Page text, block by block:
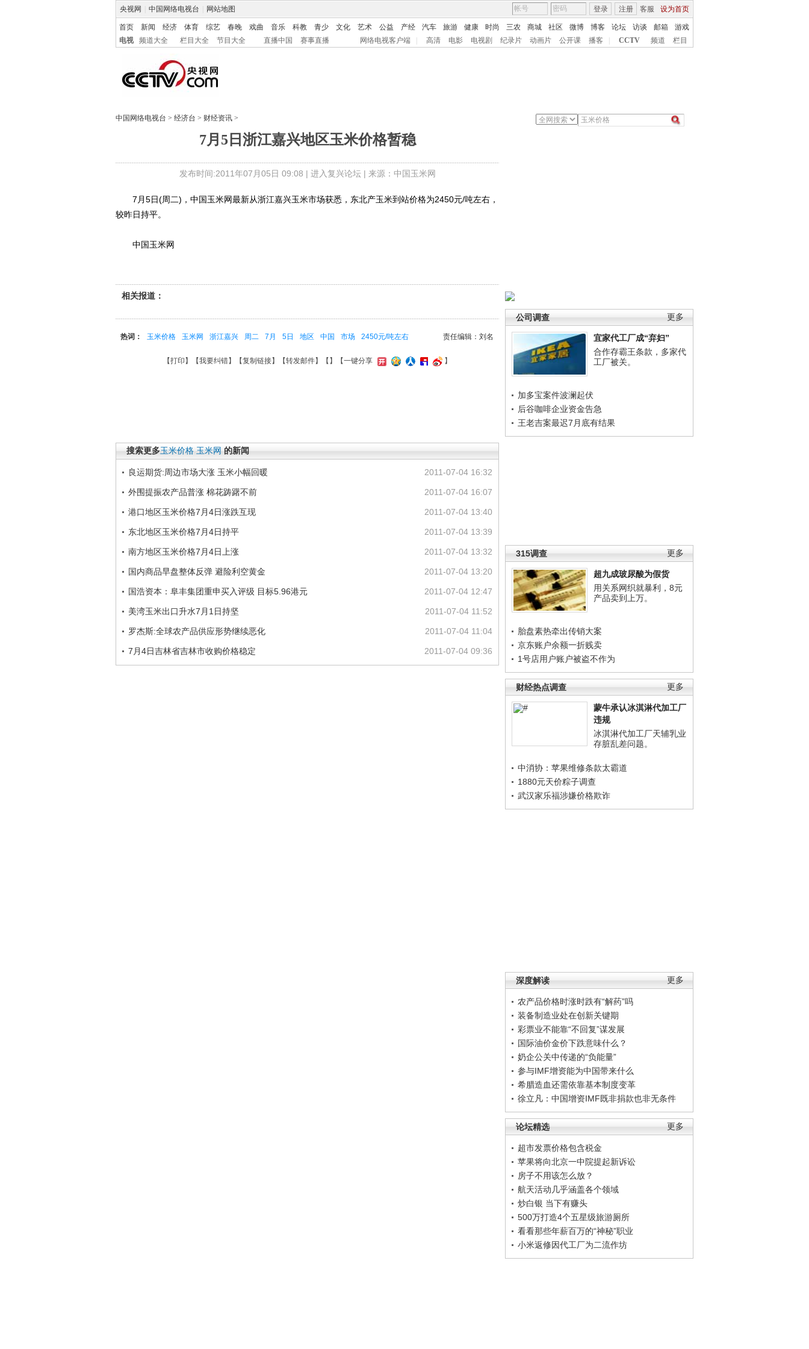
央视网 中国网络电视台 网站地图 客服 设为首页
登录 注册
首页 新闻 经济 体育 综艺 春晚 戏曲 音乐 科教 青少 文化 艺术 公益 产经 汽车 旅游 健康 时尚 三农 商城 社区 微博 博客 论坛 访谈 邮箱
游戏
电视
频道大全 栏目大全 节目大全 直播中国 赛事直播 网络电视客户端 高清 电影 电视剧 纪录片 动画片 公开课 播客 CCTV 频道 栏目
中国网络电视台 > 经济台 > 财经资讯 >
7月5日浙江嘉兴地区玉米价格暂稳
发布时间:2011年07月05日 09:08 | 进入复兴论坛| 来源：中国玉米网
更多
公司调查
宜家代工厂成“弃妇”
合作存霸王条款，多家代
工厂被关。
加多宝案件波澜起伏
后谷咖啡企业资金告急
王老吉案最迟7月底有结果
更多
315调查
超九成玻尿酸为假货
用关系网织就暴利，8元
产品卖到上万。
胎盘素热牵出传销大案
京东账户余额一折贱卖
1号店用户账户被盗不作为
更多
财经热点调查
蒙牛承认冰淇淋代加工厂
违规
冰淇淋代加工厂天辅乳业
存脏乱差问题。
中消协：苹果维修条款太霸道
1880元天价粽子调查
武汉家乐福涉嫌价格欺诈
更多
深度解读
农产品价格时涨时跌有“解药”吗
装备制造业处在创新关键期
彩票业不能靠“不回复”谋发展
国际油价金价下跌意味什么？
奶企公关中传递的“负能量”
参与IMF增资能为中国带来什么
希腊造血还需依靠基本制度变革
徐立凡：中国增资IMF既非捐款也非无条件
更多
论坛精选
超市发票价格包含税金
苹果将向北京一中院提起新诉讼
房子不用该怎么放？
航天活动几乎涵盖各个领域
炒白银 当下有赚头
500万打造4个五星级旅游厕所
看看那些年薪百万的“神秘”职业
小米返修因代工厂为二流作坊
7月5日(周二)，中国玉米网最新从浙江嘉兴玉米市场获悉，东北产玉米到站价格为2450元/吨左右，
较昨日持平。
中国玉米网
相关报道：
责任编辑：刘名
热词： 玉米价格 玉米网 浙江嘉兴 周二 7月 5日 地区 中国 市场 2450元/吨左右
【打印 】【我要纠错】【复制链接】【转发邮件】【 】 【一键分享 】
搜索更多玉米价格 玉米网 的新闻
2011-07-04 16:32
良运期货:周边市场大涨 玉米小幅回暖
2011-07-04 16:07
外围提振农产品普涨 棉花踌躇不前
2011-07-04 13:40
港口地区玉米价格7月4日涨跌互现
2011-07-04 13:39
东北地区玉米价格7月4日持平
2011-07-04 13:32
南方地区玉米价格7月4日上涨
2011-07-04 13:20
国内商品早盘整体反弹 避险利空黄金
2011-07-04 12:47
国浩资本：阜丰集团重申买入评级 目标5.96港元
2011-07-04 11:52
美湾玉米出口升水7月1日持坚
2011-07-04 11:04
罗杰斯:全球农产品供应形势继续恶化
2011-07-04 09:36
7月4日吉林省吉林市收购价格稳定